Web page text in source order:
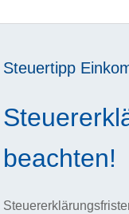
Steuertipp
beachten!